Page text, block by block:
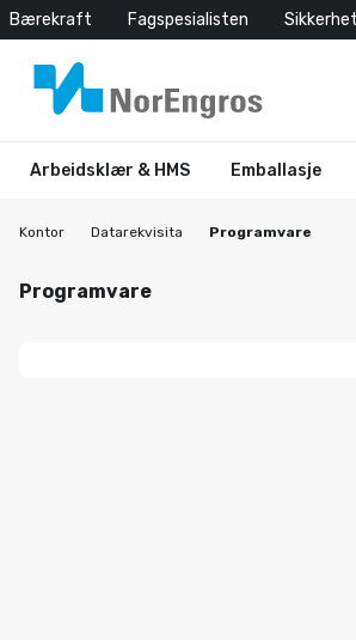
Bærekraft Fagspesialisten
Arbeidsklær & HMS Emballasje
Kontor Datarekvisita Programvare
Programvare